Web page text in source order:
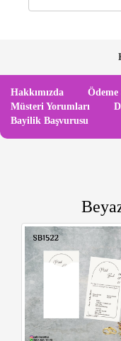
Hakkımızda Ödeme
Müsteri Yorumları
Bayilik Başvurusu